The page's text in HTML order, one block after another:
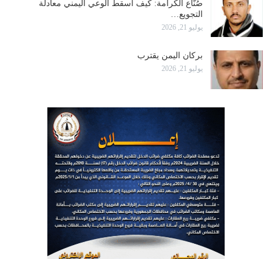
صُنّاع الكرامة: كيف أسقط الوعي اليمني معادلة
التجويع…
يوليو 21, 2026
بركان اليمن يقترب
يوليو 21, 2026